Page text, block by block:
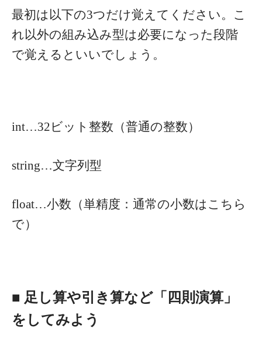
最初は以下の3つだけ覚えてください。こ
れ以外の組み込み型は必要になった段階
で覚えるといいでしょう。
int…32ビット整数（普通の整数）
string…文字列型
float…小数（単精度：通常の小数はこちら
で）
■ 足し算や引き算など「四則演算」
をしてみよう